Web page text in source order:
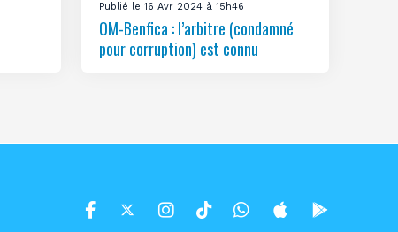
Publié le 16 Avr 2024 à 15h46
OM-Benfica : l’arbitre (condamné
pour corruption) est connu